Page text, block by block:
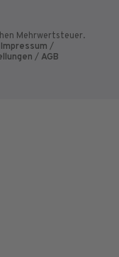
Mehrwertsteuer.
Impressum /
/ AGB